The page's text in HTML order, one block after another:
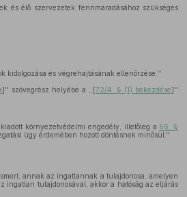
és élő szervezetek fennmaradásához szükséges
kidolgozása és végrehajtásának ellenőrzése.''
]'' szövegrész helyébe a ,,[72/A. § (1) bekezdése]''
környezetvédelmi engedély, illetőleg a 66. §
ügy érdemében hozott döntésnek minősül.''
annak az ingatlannak a tulajdonosa, amelyen
ingatlan tulajdonosával, akkor a hatóság az eljárás